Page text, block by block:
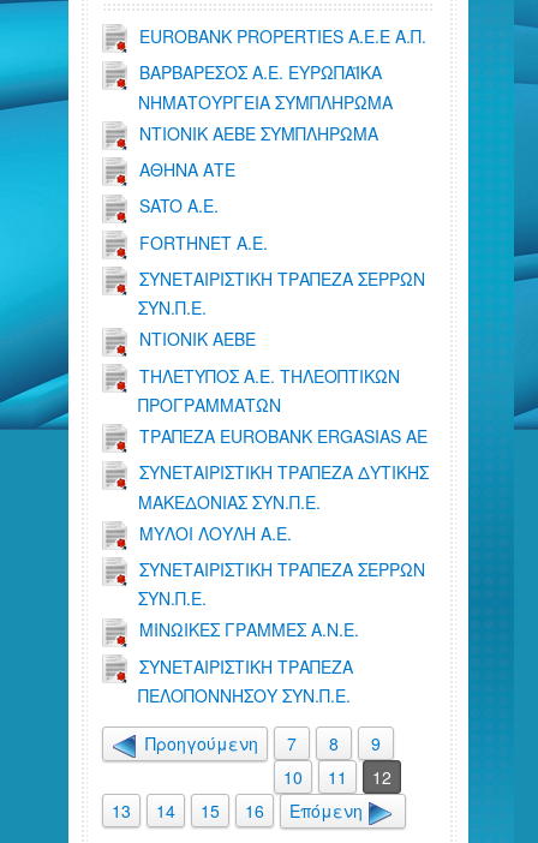
EUROBANK PROPERTIES Α.Ε.Ε Α.Π.
ΒΑΡΒΑΡΕΣΟΣ Α.Ε. ΕΥΡΩΠΑΪΚΑ
ΝΗΜΑΤΟΥΡΓΕΙΑ ΣΥΜΠΛΗΡΩΜΑ
ΝΤΙΟΝΙΚ ΑΕΒΕ ΣΥΜΠΛΗΡΩΜΑ
ΑΘΗΝΑ AΤE
SATO A.E.
FORTHNET Α.Ε.
ΣΥΝΕΤΑΙΡΙΣΤΙΚΗ ΤΡΑΠΕΖΑ ΣΕΡΡΩΝ
ΣΥΝ.Π.Ε.
ΝΤΙΟΝΙΚ ΑΕΒΕ
ΤΗΛΕΤΥΠΟΣ Α.Ε. ΤΗΛΕΟΠΤΙΚΩΝ
ΠΡΟΓΡΑΜΜΑΤΩΝ
ΤΡΑΠΕΖΑ EUROBANK ERGASIAS AE
ΣΥΝΕΤΑΙΡΙΣΤΙΚΗ ΤΡΑΠΕΖΑ ΔΥΤΙΚΗΣ
ΜΑΚΕΔΟΝΙΑΣ ΣΥΝ.Π.Ε.
ΜΥΛΟΙ ΛΟΥΛΗ Α.Ε.
ΣΥΝΕΤΑΙΡΙΣΤΙΚΗ ΤΡΑΠΕΖΑ ΣΕΡΡΩΝ
ΣΥΝ.Π.Ε.
ΜΙΝΩΙΚΕΣ ΓΡΑΜΜΕΣ Α.Ν.Ε.
ΣΥΝΕΤΑΙΡΙΣΤΙΚΗ ΤΡΑΠΕΖΑ
ΠΕΛΟΠΟΝΝΗΣΟΥ ΣΥΝ.Π.Ε.
Προηγούμενη
7 8
9
10
11
12
13
14 15 16 Επόμενη